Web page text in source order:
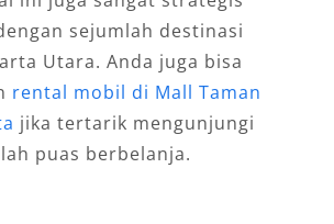
sejumlah destinasi
Utara. Anda juga bisa
rental mobil di Mall Taman
jika tertarik mengunjungi
puas berbelanja.